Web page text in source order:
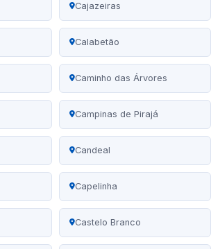
Cajazeiras
Calabetão
Caminho das Árvores
Campinas de Pirajá
Candeal
Capelinha
Castelo Branco